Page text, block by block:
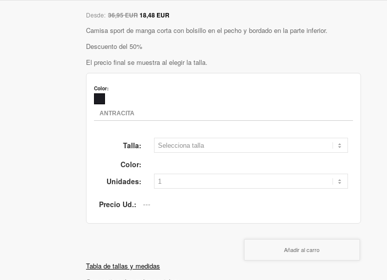
Desde: 36,95 EUR18,48 EUR
Camisa sport de manga corta con bolsillo en el pecho y bordado en la parte inferior.
Descuento del 50%
El precio final se muestra al elegir la talla.
Color:
Talla:
Color:
Unidades:
Precio Ud.:
Añadir al carro
Tabla de tallas y medidas